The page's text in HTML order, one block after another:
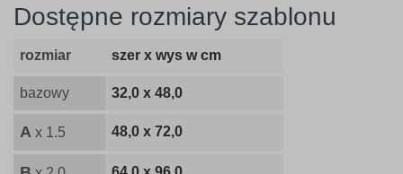
Dostępne rozmiary szablonu
rozmiar szer x wys w cm
bazowy 32,0 x 48,0
A x 1.5 48,0 x 72,0